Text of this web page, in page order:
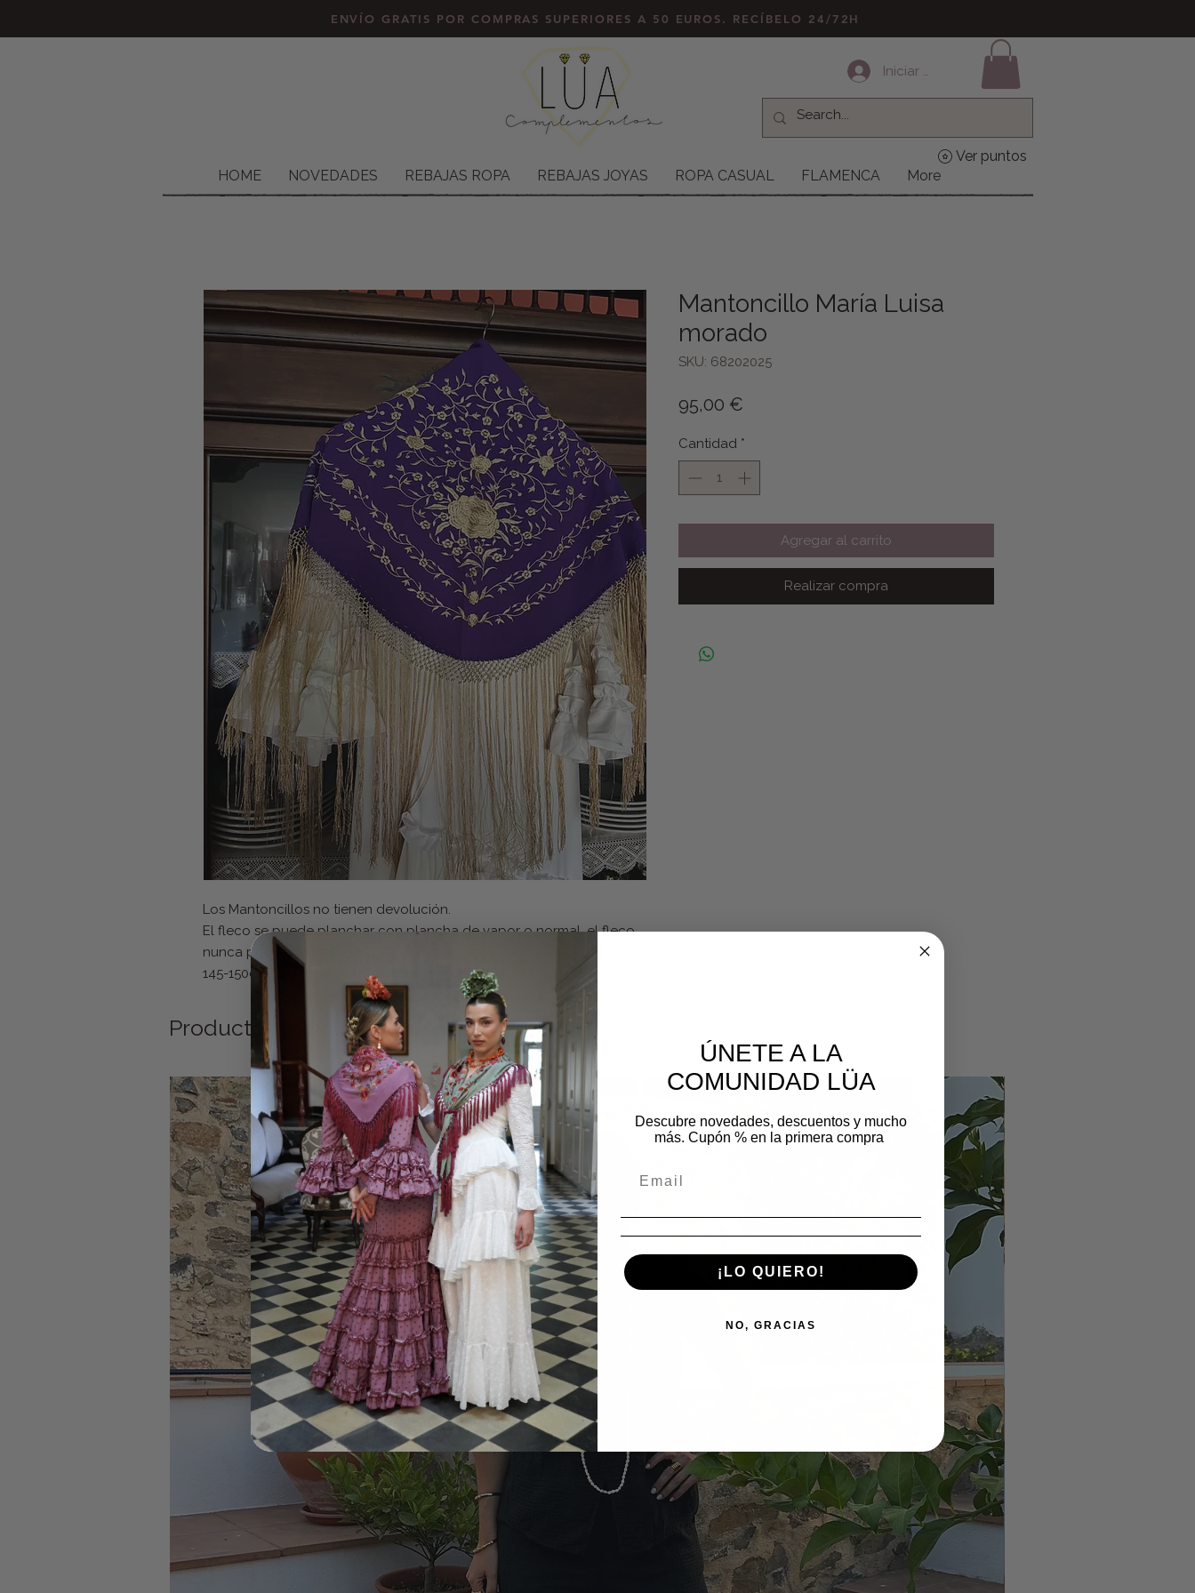
ENVÍO GRATIS POR COMPRAS SUPERIORES A 50 EUROS. RECÍBELO 24/72H
Iniciar sesión
HOME NOVEDADES REBAJAS ROPA REBAJAS JOYAS ROPA CASUAL FLAMENCA More
Ver puntos
Los Mantoncillos no tienen devolución.
El fleco se puede planchar con plancha de vapor o normal, el fleco
nunca puede meterse en agua
145-150cm largo, 50cm aprox pico y 35 cm aprox de fleco
Mantoncillo María Luisa
morado
SKU: 68202025
95,00 €
Cantidad *
Agregar al carrito
Realizar compra
Productos relacionados
ÚNETE A LA
COMUNIDAD LÜA
Descubre novedades, descuentos y mucho
más. Cupón % en la primera compra
¡LO QUIERO!
NO, GRACIAS